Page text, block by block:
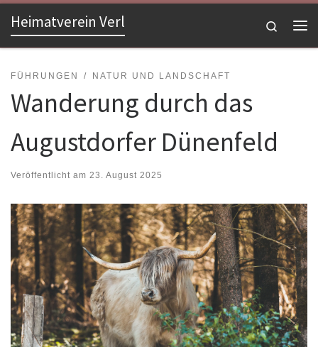
Zum Inhalt springen
Heimatverein Verl
Search
FÜHRUNGEN NATUR UND LANDSCHAFT
Wanderung durch das
Augustdorfer Dünenfeld
Veröffentlicht am 23. August 2025